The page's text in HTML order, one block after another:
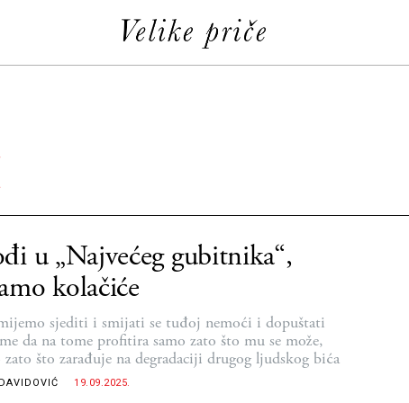
u „Najvećeg gubitnika“,
kolačiće
sjediti i smijati se tuđoj nemoći i dopuštati
da na tome profitira samo zato što mu se može,
zato što zarađuje na degradaciji drugog ljudskog bića
19.09.2025.